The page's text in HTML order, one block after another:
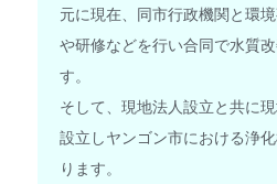
元に現在、同市行政機関と環
や研修などを行い合同で水質
す。
そして、現地法人設立と共に
設立しヤンゴン市における浄
ります。